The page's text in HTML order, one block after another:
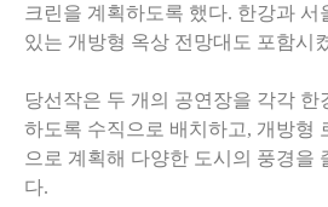
크린을 계획하도록 했다. 한강과 서
있는 개방형 옥상 전망대도 포함시
당선작은 두 개의 공연장을 각각
하도록 수직으로 배치하고, 개방형
으로 계획해 다양한 도시의 풍경을
다.